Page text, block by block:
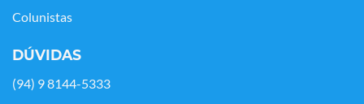
Colunistas
DÚVIDAS
(94) 9 8144-5333